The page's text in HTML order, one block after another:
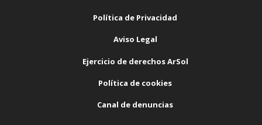
Política de Privacidad
Aviso Legal
Ejercicio de derechos ArSol
Política de cookies
Canal de denuncias